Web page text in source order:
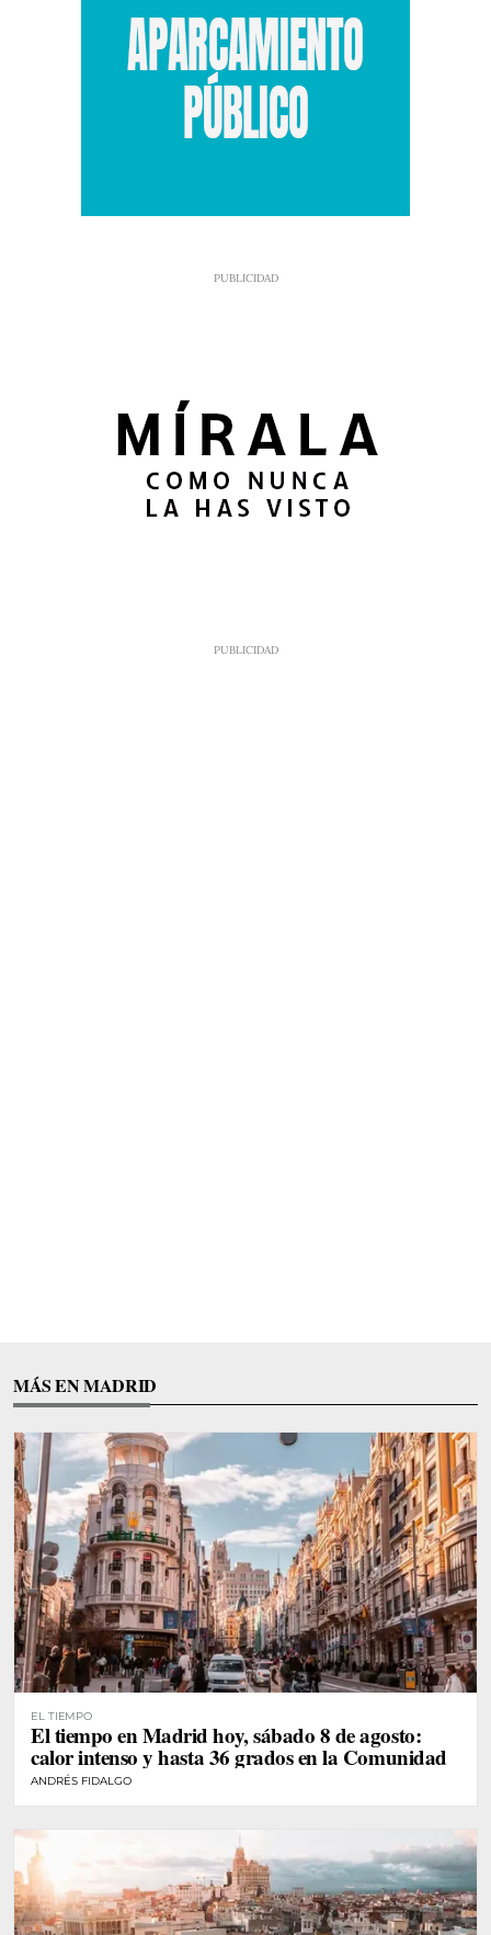
MÁS EN MADRID
EL TIEMPO
El tiempo en Madrid hoy, sábado 8 de agosto:
calor intenso y hasta 36 grados en la Comunidad
ANDRÉS FIDALGO